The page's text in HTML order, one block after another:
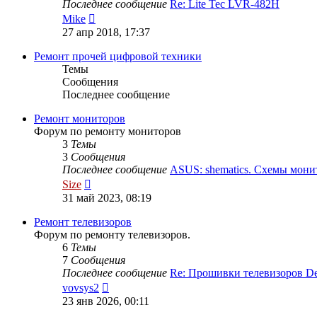
Последнее сообщение Re: Lite Tec LVR-482H
Mike
к
сообщению
27 апр 2018, 17:37
Ремонт прочей цифровой техники
Темы
Сообщения
Последнее сообщение
Ремонт мониторов
Форум по ремонту мониторов
3 Темы
3 Сообщения
Последнее сообщение ASUS: shematics. Схемы
Size
к
сообщению
31 май 2023, 08:19
Ремонт телевизоров
Форум по ремонту телевизоров.
6 Темы
7 Сообщения
Последнее сообщение Re: Прошивки телевизоров
vovsys2
к
23 янв 2026, 00:11